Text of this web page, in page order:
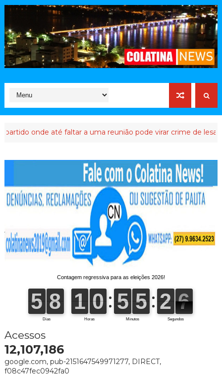
onde até faltar a uma reunião pode virar crime de lesa-Malta
Acessos
12,107,186
google.com, pub-2151647549971277, DIRECT,
f08c47fec0942fa0